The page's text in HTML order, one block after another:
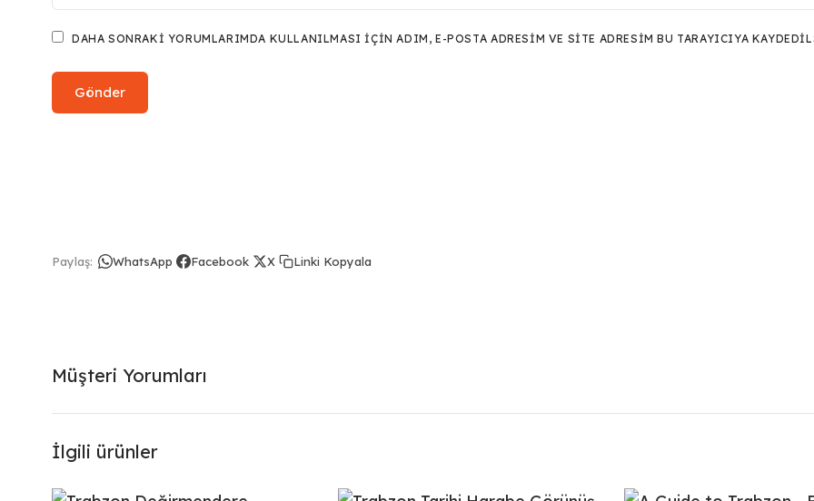
DAHA SONRAKI YORUMLARIMDA KULLANILMASI IÇIN ADIM, E-POSTA ADRESIM VE SITE ADRESIM BU TARAYICIYA
Paylaş: WhatsApp Facebook X Linki Kopyala
Müşteri Yorumları
İlgili ürünler